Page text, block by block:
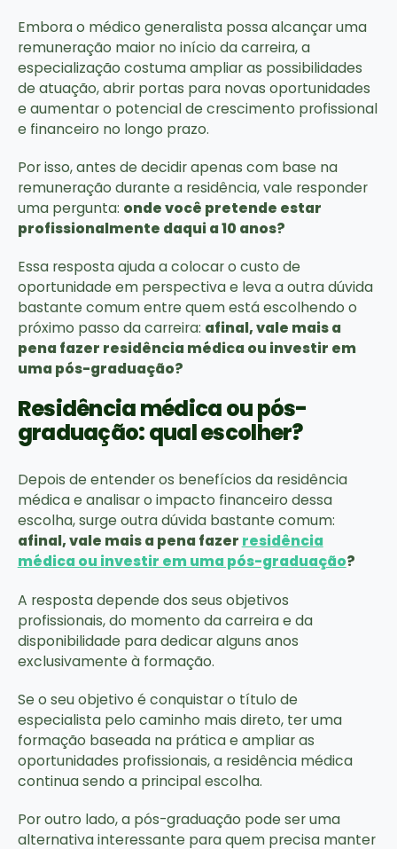
Embora o médico generalista possa alcançar uma
remuneração maior no início da carreira, a
especialização costuma ampliar as possibilidades
de atuação, abrir portas para novas oportunidades
e aumentar o potencial de crescimento profissional
e financeiro no longo prazo.
Por isso, antes de decidir apenas com base na
remuneração durante a residência, vale responder
uma pergunta: onde você pretende estar
profissionalmente daqui a 10 anos?
Essa resposta ajuda a colocar o custo de
oportunidade em perspectiva e leva a outra dúvida
bastante comum entre quem está escolhendo o
próximo passo da carreira: afinal, vale mais a
pena fazer residência médica ou investir em
uma pós-graduação?
Residência médica ou pós-
graduação: qual escolher?
Depois de entender os benefícios da residência
médica e analisar o impacto financeiro dessa
escolha, surge outra dúvida bastante comum:
afinal, vale mais a pena fazer residência
médica ou investir em uma pós-graduação?
A resposta depende dos seus objetivos
profissionais, do momento da carreira e da
disponibilidade para dedicar alguns anos
exclusivamente à formação.
Se o seu objetivo é conquistar o título de
especialista pelo caminho mais direto, ter uma
formação baseada na prática e ampliar as
oportunidades profissionais, a residência médica
continua sendo a principal escolha.
Por outro lado, a pós-graduação pode ser uma
alternativa interessante para quem precisa manter